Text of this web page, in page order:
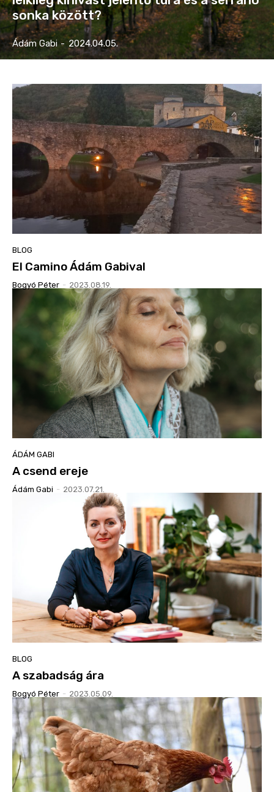
sonka között?
Ádám Gabi - 2024.04.05.
BLOG
El Camino Ádám Gabival
Bogyó Péter - 2023.08.19.
ÁDÁM GABI
A csend ereje
Ádám Gabi - 2023.07.21.
BLOG
A szabadság ára
Bogyó Péter - 2023.05.09.